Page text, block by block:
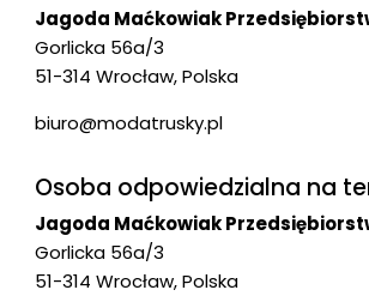
Jagoda Maćkowiak
Gorlicka 56a/3
51-314 Wrocław, Polska
biuro@modatrusky.pl
Osoba odpowiedzialna na
Jagoda Maćkowiak
Gorlicka 56a/3
51-314 Wrocław, Polska